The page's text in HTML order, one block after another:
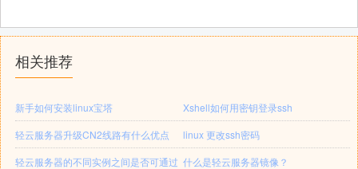
相关推荐
新手如何安装linux宝塔
Xshell如何用密钥登录ssh
轻云服务器升级CN2线路有什么优点
linux 更改ssh密码
轻云服务器的不同实例之间是否可通过 什么是轻云服务器镜像？